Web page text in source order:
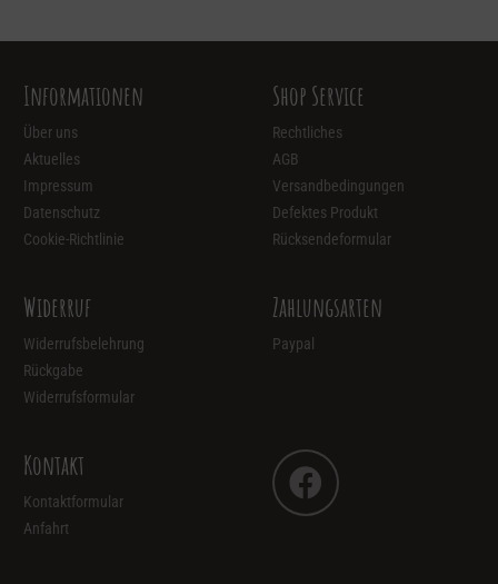
Informationen
Über uns
Aktuelles
Impressum
Datenschutz
Cookie-Richtlinie
Shop Service
Rechtliches
AGB
Versandbedingungen
Defektes Produkt
Rücksendeformular
Widerruf
Widerrufsbelehrung
Rückgabe
Widerrufsformular
Zahlungsarten
Paypal
Kontakt
Kontaktformular
Anfahrt